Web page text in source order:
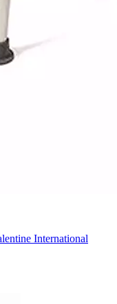
International